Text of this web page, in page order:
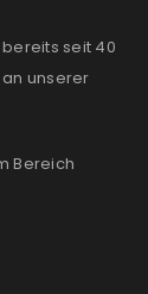
seit 40
unserer
Bereich